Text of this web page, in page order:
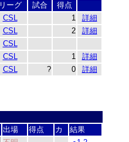
リーグ 試合
得点
CSL 1
詳細
CSL 2
詳細
CSL
CSL 1
詳細
CSL ? 0 詳細
出場 得点 カ
結果